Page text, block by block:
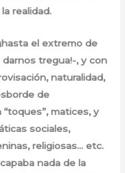
realidad.
el extremo de
darnos tregua!-, y con
naturalidad,
de
matices, y
sociales,
religiosas… etc.
nada de la